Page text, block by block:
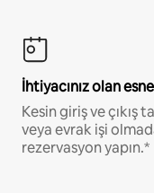
İhtiyacınız olan
Kesin giriş ve çıkış
veya evrak işi
rezervasyon yapın.*